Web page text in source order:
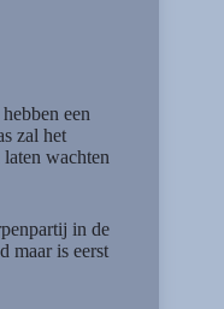
een
zal het
wachten
in de
maar is eerst